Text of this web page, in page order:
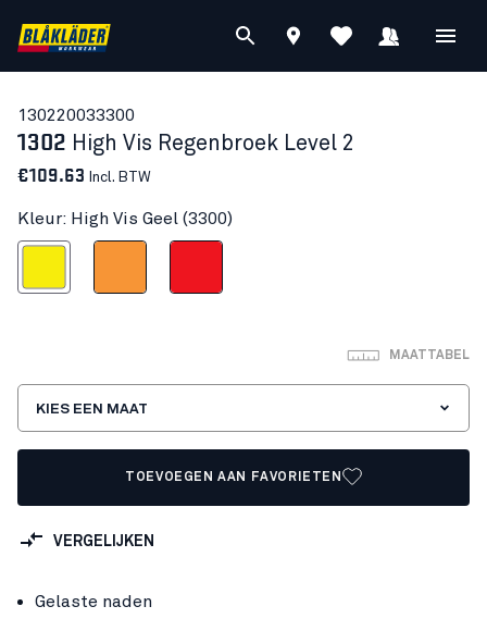
130220033300
1302 High Vis Regenbroek Level 2
€109.63 Incl. BTW
Kleur: High Vis Geel (3300)
MAATTABEL
KIES EEN MAAT
TOEVOEGEN AAN FAVORIETEN
VERGELIJKEN
Gelaste naden